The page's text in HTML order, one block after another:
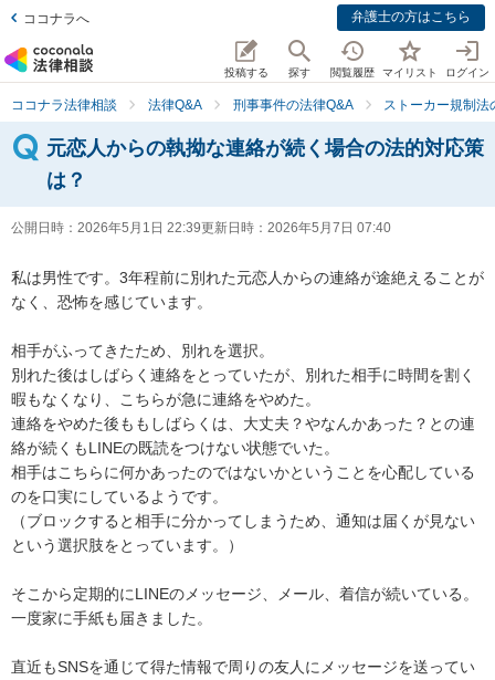
ココナラへ 弁護士の方はこちら
投稿する 探す 閲覧履歴 マイリスト ログイン
ココナラ法律相談 法律Q&A 刑事事件の法律Q&A ストーカー規制法
元恋人からの執拗な連絡が続く場合の法的対応策
は？
公開日時： 2026年5月1日 22:39更新日時： 2026年5月7日 07:40
私は男性です。3年程前に別れた元恋人からの連絡が途絶えることが
なく、恐怖を感じています。
相手がふってきたため、別れを選択。
別れた後はしばらく連絡をとっていたが、別れた相手に時間を割く
暇もなくなり、こちらが急に連絡をやめた。
連絡をやめた後ももしばらくは、大丈夫？やなんかあった？との連
絡が続くもLINEの既読をつけない状態でいた。
相手はこちらに何かあったのではないかということを心配している
のを口実にしているようです。
（ブロックすると相手に分かってしまうため、通知は届くが見ない
という選択肢をとっています。）
そこから定期的にLINEのメッセージ、メール、着信が続いている。
一度家に手紙も届きました。
直近もSNSを通じて得た情報で周りの友人にメッセージを送ってい